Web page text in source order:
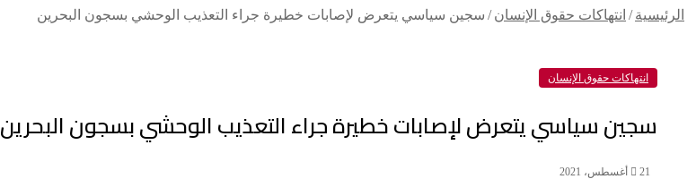
الرئيسية / انتهاكات حقوق الإنسان / سجين سياسي يتعرض لإصابات خطيرة جراء التعذيب الوحشي بسجون البحرين
انتهاكات حقوق الإنسان
سجين سياسي يتعرض لإصابات خطيرة جراء التعذيب الوحشي بسجون البحرين
21 أغسطس، 2021